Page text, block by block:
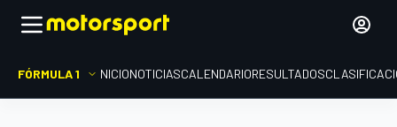
FÓRMULA 1 INICIONOTICIASCALENDARIORESULTADOS